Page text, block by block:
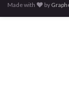
Made with
by